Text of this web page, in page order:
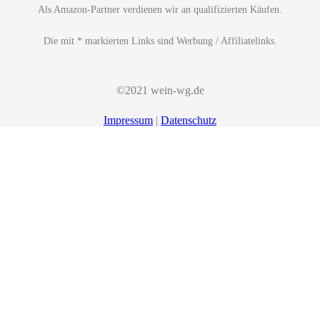
Als Amazon-Partner verdienen wir an qualifizierten Käufen.
Die mit * markierten Links sind Werbung / Affiliatelinks.
©2021 wein-wg.de
Impressum | Datenschutz